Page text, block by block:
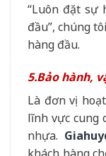
“Luôn đặt sự
đầu”, chúng
hàng đầu.
5.Bảo hành,
Là đơn vị
lĩnh vực cung
nhựa.